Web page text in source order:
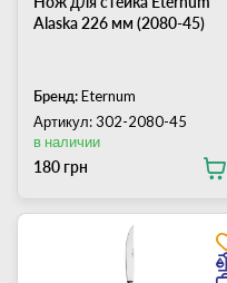
Alaska 226 мм (2080-45)
Бренд:Eternum
Артикул: 302-2080-45
180 грн
в наличии